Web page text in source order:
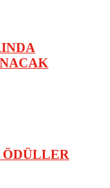
ÖDÜLLER